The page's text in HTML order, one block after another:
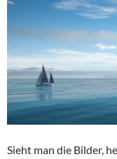
Sieht man die Bilder,